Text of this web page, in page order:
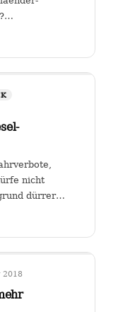
nicht
dürrer
2018